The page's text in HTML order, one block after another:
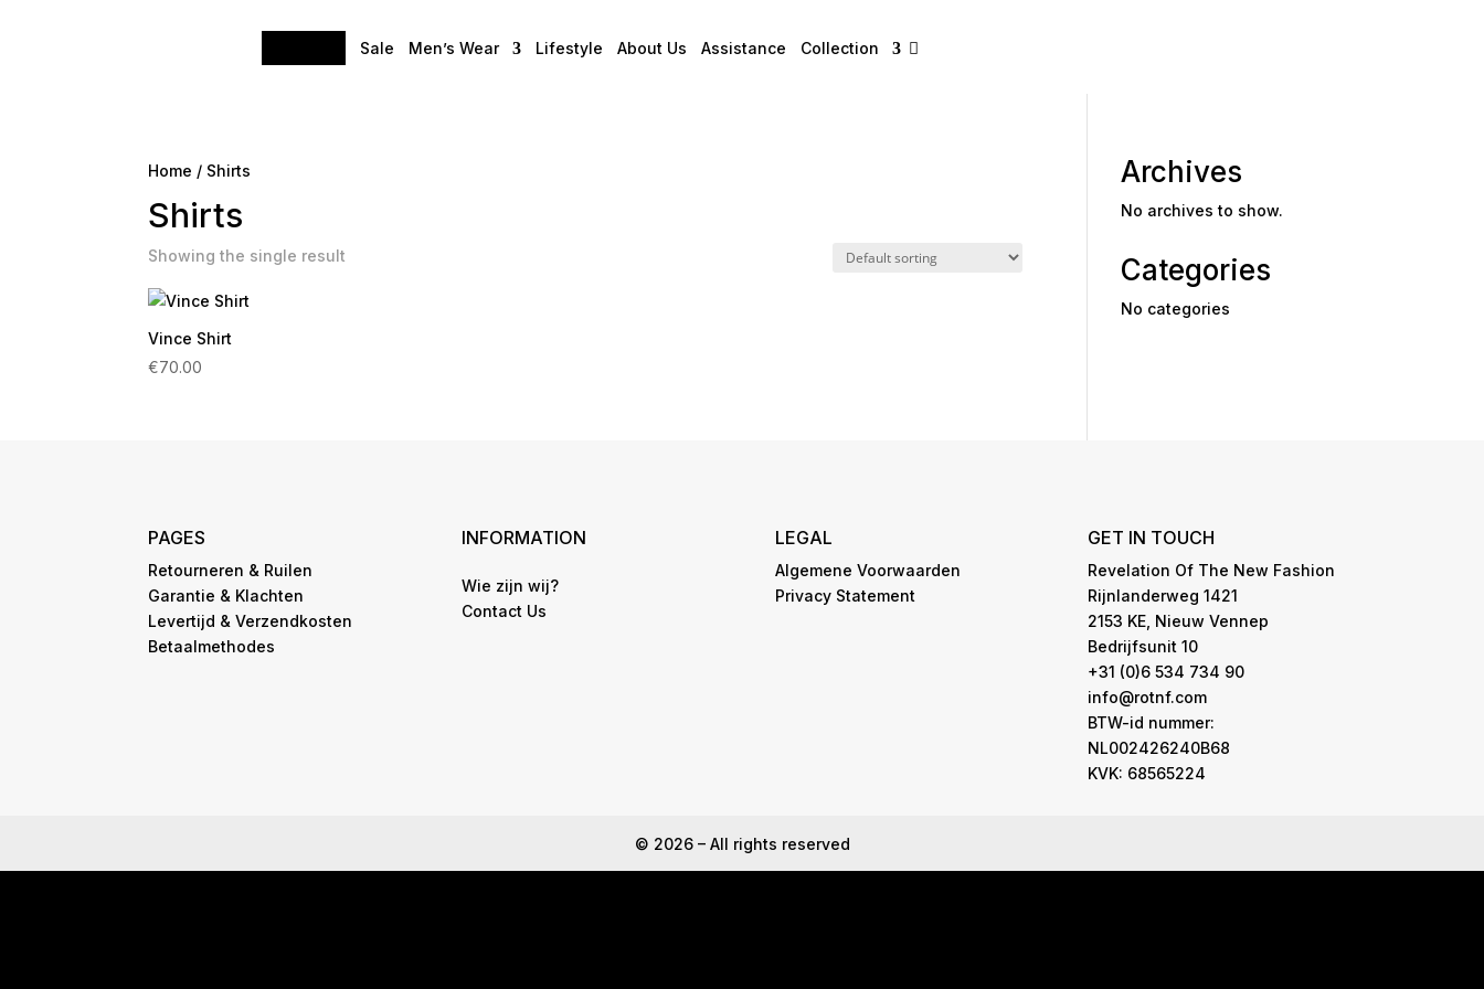
Sale Men’s Wear Lifestyle About Us Assistance Collection
Home / Shirts
Shirts
Showing the single result
Vince Shirt
€70.00
Archives
No archives to show.
Categories
No categories
PAGES
Retourneren & Ruilen
Garantie & Klachten
Levertijd & Verzendkosten
Betaalmethodes
INFORMATION
Wie zijn wij?
Contact Us
LEGAL
Algemene Voorwaarden
Privacy Statement
GET IN TOUCH
Revelation Of The New Fashion
Rijnlanderweg 1421
2153 KE, Nieuw Vennep
Bedrijfsunit 10
+31 (0)6 534 734 90
info@rotnf.com
BTW-id nummer:
NL002426240B68
KVK: 68565224
© 2026 – All rights reserved